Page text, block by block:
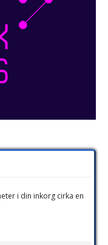
i din inkorg cirka en